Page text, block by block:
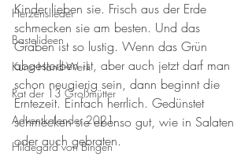
Herzenslieder
Bastelideen
Kunst-Hand-Werk
Rat der 13 Großmütter
Adventkalender 2021
Hildegard von Bingen
Kinder lieben sie. Frisch aus der Erde
schmecken sie am besten. Und das
Graben ist so lustig. Wenn das Grün
abgestorben ist, aber auch jetzt darf man
schon neugierig sein, dann beginnt die
Erntezeit. Einfach herrlich. Gedünstet
schmecken sie ebenso gut, wie in Salaten
oder auch gebraten.